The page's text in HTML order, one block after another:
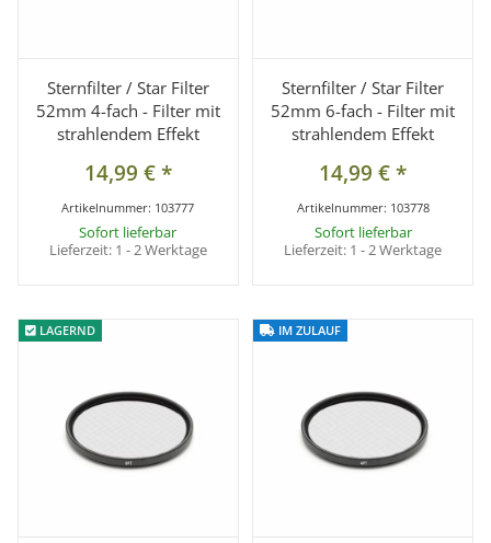
Sternfilter / Star Filter
52mm 4-fach - Filter mit
strahlendem Effekt
14,99 €*
Artikelnummer: 103777
Sofort lieferbar
Lieferzeit: 1 - 2 Werktage
Sternfilter / Star Filter
52mm 6-fach - Filter mit
strahlendem Effekt
14,99 €*
Artikelnummer: 103778
Sofort lieferbar
Lieferzeit: 1 - 2 Werktage
LAGERND
LAGERND IM ZULAUF
IM ZULAUF